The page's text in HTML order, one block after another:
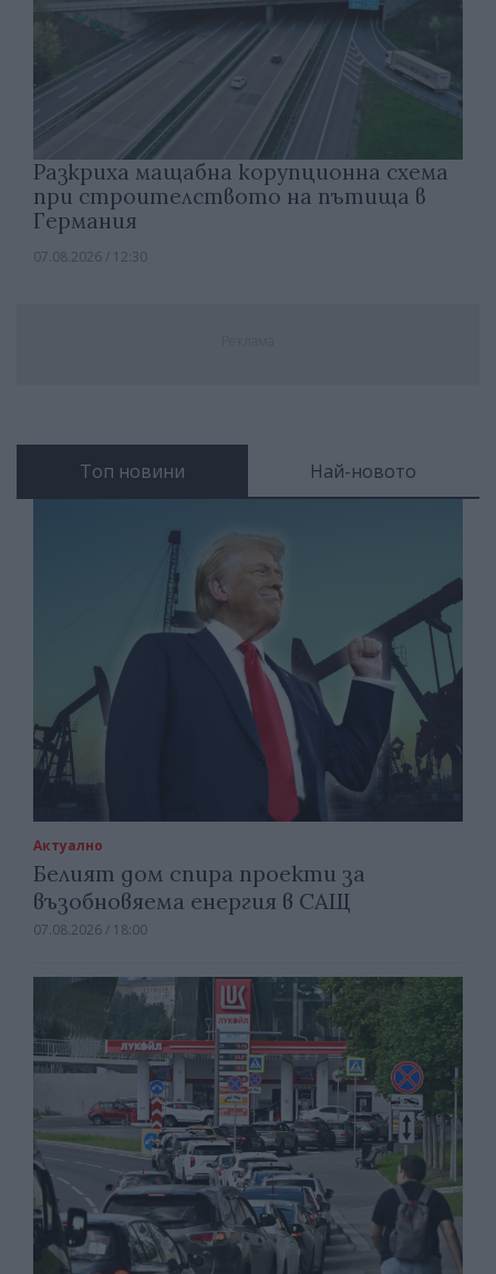
Разкриха мащабна корупционна схема
при строителството на пътища в
Германия
07.08.2026 / 12:30
Топ новини Най-новото
Актуално
Белият дом спира проекти за
възобновяема енергия в САЩ
07.08.2026 / 18:00